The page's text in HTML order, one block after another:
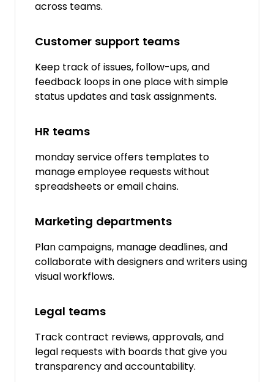
across teams.
Customer support teams
Keep track of issues, follow-ups, and
feedback loops in one place with simple
status updates and task assignments.
HR teams
monday service offers templates to
manage employee requests without
spreadsheets or email chains.
Marketing departments
Plan campaigns, manage deadlines, and
collaborate with designers and writers using
visual workflows.
Legal teams
Track contract reviews, approvals, and
legal requests with boards that give you
transparency and accountability.